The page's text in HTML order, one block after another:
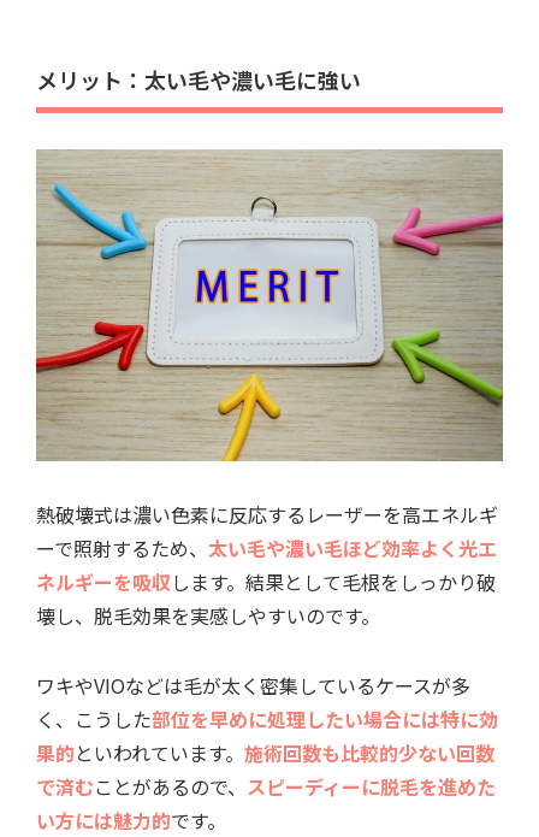
メリット：太い毛や濃い毛に強い
熱破壊式は濃い色素に反応するレーザーを高エネルギ
ーで照射するため、 太い毛や濃い毛ほど効率よく光エ
ネルギーを吸収します。結果として毛根をしっかり破
壊し、脱毛効果を実感しやすいのです。
ワキやVIOなどは毛が太く密集しているケースが多
く、こうした部位を早めに処理したい場合には特に効
果的といわれています。 施術回数も比較的少ない回数
で済むことがあるので、 スピーディーに脱毛を進めた
い方には魅力的です。